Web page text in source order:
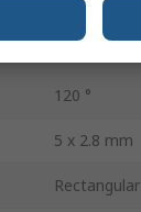
75mW
120 °
5 x 2.8 mm
Rectangular